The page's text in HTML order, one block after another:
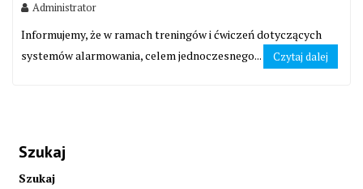
Administrator
Informujemy, że w ramach treningów i ćwiczeń dotyczących
systemów alarmowania, celem jednoczesnego...
Czytaj dalej
Szukaj
Szukaj